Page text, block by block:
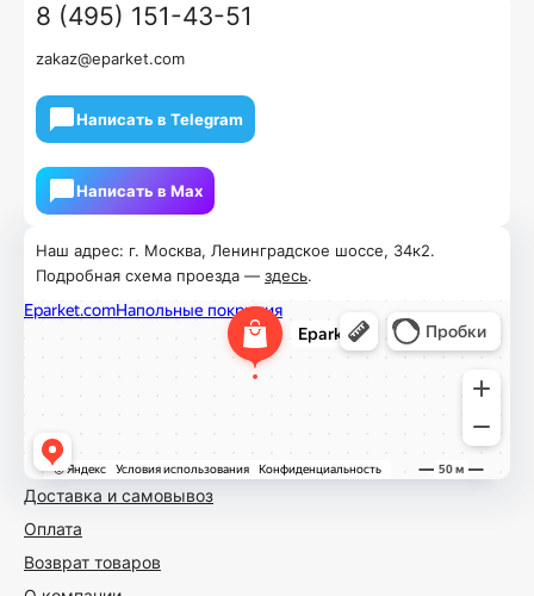
Доставка и самовывоз
Оплата
Возврат товаров
Наш адрес: г. Москва, Ленинградское шоссе, 34к2.
Подробная схема проезда — здесь.
8 (495) 151-43-51
zakaz@eparket.com
Написать в Telegram
Написать в Мах